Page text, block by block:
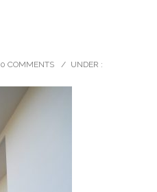
0 COMMENTS / UNDER :